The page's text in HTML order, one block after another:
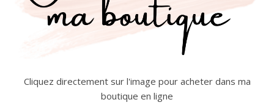
Cliquez directement sur l'image pour acheter dans ma
boutique en ligne